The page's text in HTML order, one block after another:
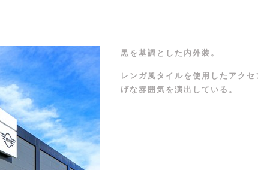
黒を基調とした内外装。
レンガ風タイルを使用したアクセ
げな雰囲気を演出している。